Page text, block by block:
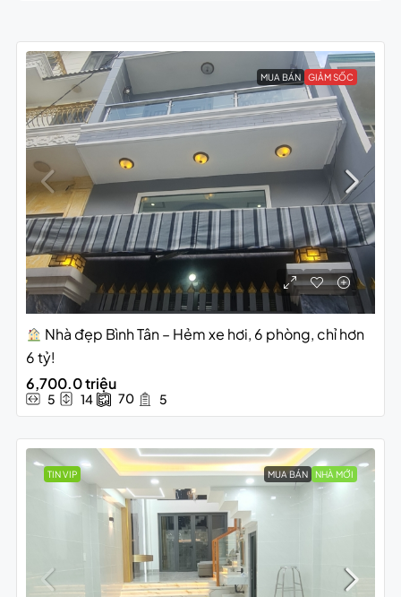
MUA BÁN GIẢM SỐC
Nhà đẹp Bình Tân – Hẻm xe hơi, 6 phòng, chỉ hơn
6 tỷ!
6,700.0 triệu
5 14 70 5
TIN VIP MUA BÁN NHÀ MỚI